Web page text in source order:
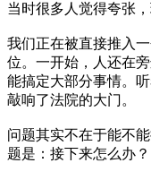
当时很多人觉得夸张
我们正在被直接推入
位。一开始，人还在
能搞定大部分事情。
敲响了法院的大门。
问题其实不在于能不
题是：接下来怎么办？